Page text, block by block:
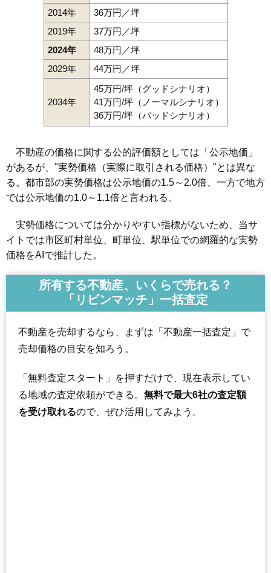
2014年
36万円／坪
2019年
37万円／坪
2024年
48万円／坪
2029年
44万円／坪
2034年
45万円/坪（グッドシナリオ）
41万円/坪（ノーマルシナリオ）
36万円/坪（バッドシナリオ）
不動産の価格に関する公的評価額としては「公示地価」
があるが、"実勢価格（実際に取引される価格）"とは異な
る。都市部の実勢価格は公示地価の1.5～2.0倍、一方で地方
では公示地価の1.0～1.1倍と言われる。
実勢価格については分かりやすい指標がないため、当サ
イトでは市区町村単位、町単位、駅単位での網羅的な実勢
価格をAIで推計した。
所有する不動産、いくらで売れる？
「リビンマッチ」一括査定
不動産を売却するなら、まずは「不動産一括査定」で
売却価格の目安を知ろう。
「無料査定スタート」を押すだけで、現在表示してい
る地域の査定依頼ができる。 無料で最大6社の査定額
を受け取れるので、ぜひ活用してみよう。